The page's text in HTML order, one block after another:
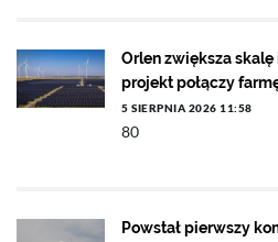
Orlen zwiększa
projekt połączy
5 SIERPNIA 2026 11:58
80
Powstał pierwszy